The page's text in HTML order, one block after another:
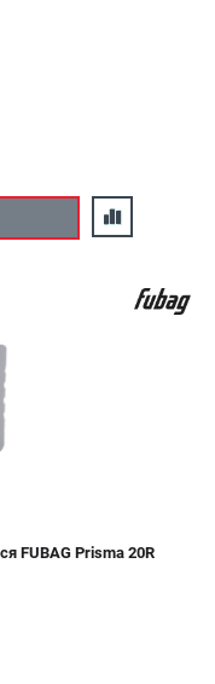
FUBAG Prisma 20R